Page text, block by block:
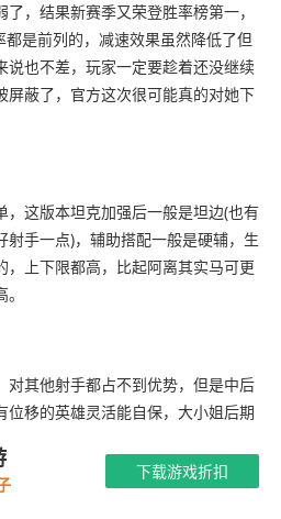
，结果新赛季又荣登胜率榜第一，
是前列的，减速效果虽然降低了但
说也不差，玩家一定要趁着还没继续
屏蔽了，官方这次很可能真的对她下
这版本坦克加强后一般是坦边(也有
手一点)，辅助搭配一般是硬辅，生
，上下限都高，比起阿离其实马可更
其他射手都占不到优势，但是中后
位移的英雄灵活能自保，大小姐后期
玩家能不能苟住。
下载游戏折扣